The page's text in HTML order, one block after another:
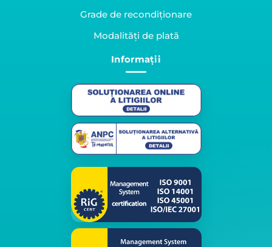
Grade de recondiționare
Modalități de plată
Informații